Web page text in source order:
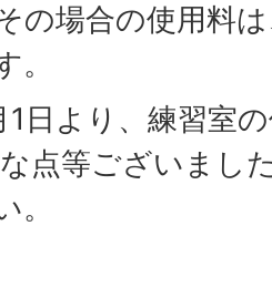
の場合の使用料
日より、練習室
点等ございまし